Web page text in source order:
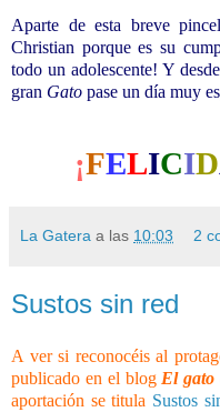
Aparte de esta breve
Christian porque es su
todo un adolescente! Y
gran Gato pase un día muy
¡FELICID
La Gatera a las 10:03 2
Sustos sin red
A ver si reconocéis al
publicado en el blog El
aportación se titula Sustos